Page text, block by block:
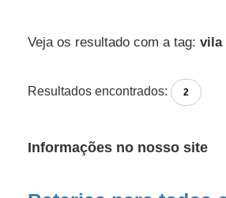
Veja os resultado com a tag: vila
Resultados encontrados: 2
Informações no nosso site